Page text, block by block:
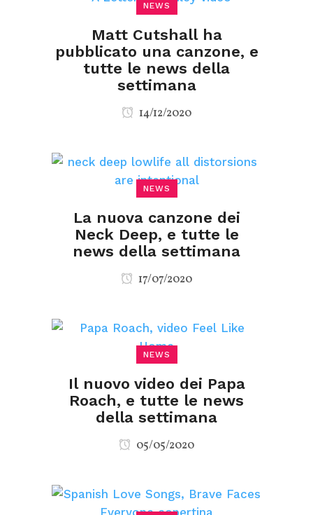
NEWS
Matt Cutshall ha
pubblicato una canzone, e
tutte le news della
settimana
14/12/2020
NEWS
La nuova canzone dei
Neck Deep, e tutte le
news della settimana
17/07/2020
NEWS
Il nuovo video dei Papa
Roach, e tutte le news
della settimana
05/05/2020